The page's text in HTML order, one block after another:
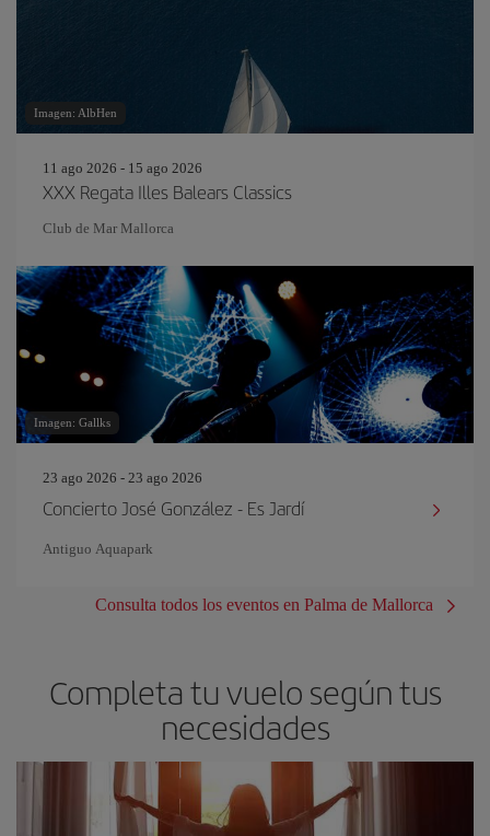
Imagen: AlbHen
11 ago 2026 - 15 ago 2026
XXX Regata Illes Balears Classics
Club de Mar Mallorca
Imagen: Gallks
23 ago 2026 - 23 ago 2026
Concierto José González - Es Jardí
Antiguo Aquapark
Consulta todos los eventos en Palma de Mallorca
Completa tu vuelo según tus
necesidades